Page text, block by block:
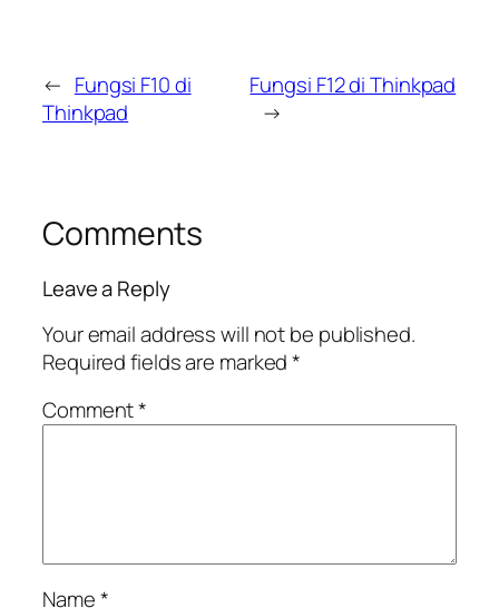
← Fungsi F10 di
Thinkpad
Fungsi F12 di Thinkpad
→
Comments
Leave a Reply
Your email address will not be published.
Required fields are marked*
Comment*
Name*